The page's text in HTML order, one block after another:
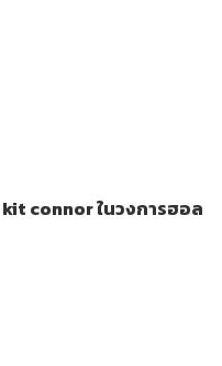
kit connor ในวงการฮอล